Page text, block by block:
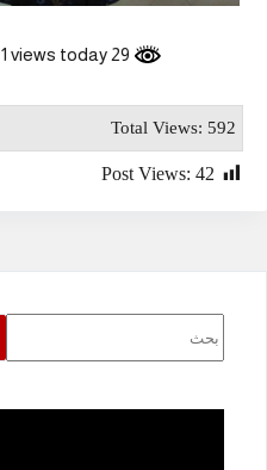
, 1 views today
Total Views: 592
Post Views: 42
توجد